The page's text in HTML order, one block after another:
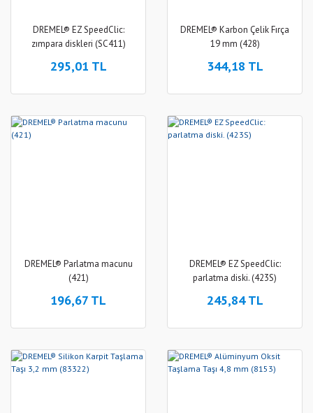
DREMEL® EZ SpeedClic:
zımpara diskleri (SC411)
295,01 TL
DREMEL® Karbon Çelik Fırça
19 mm (428)
344,18 TL
DREMEL® Parlatma macunu
(421)
196,67 TL
DREMEL® EZ SpeedClic:
parlatma diski. (423S)
245,84 TL